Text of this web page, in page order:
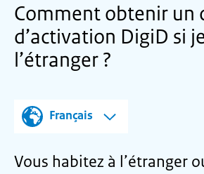
Comment obtenir un
d’activation DigiD si
l’étranger ?
Français
Vous habitez à l’étranger